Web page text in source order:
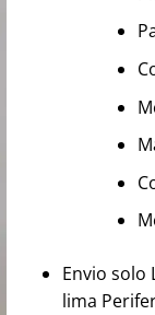
Envio solo
lima